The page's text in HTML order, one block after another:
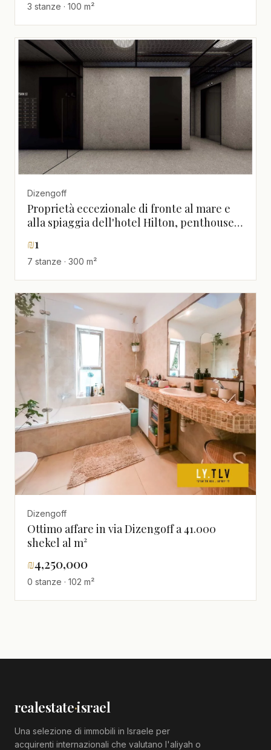
3 stanze · 100 m²
Dizengoff
Proprietà eccezionale di fronte al mare e
alla spiaggia dell'hotel Hilton, penthouse
₪1
7 stanze · 300 m²
Dizengoff
Ottimo affare in via Dizengoff a 41.000
shekel al m²
₪4,250,000
0 stanze · 102 m²
realestate·israel
Una selezione di immobili in Israele per
acquirenti internazionali che valutano l'aliyah o